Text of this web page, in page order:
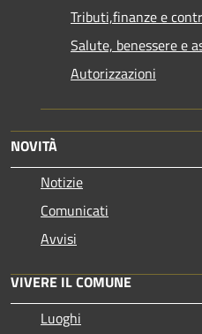
Tributi,finanze e
Salute, benessere e
Autorizzazioni
NOVITÀ
Notizie
Comunicati
Avvisi
VIVERE IL COMUNE
Luoghi